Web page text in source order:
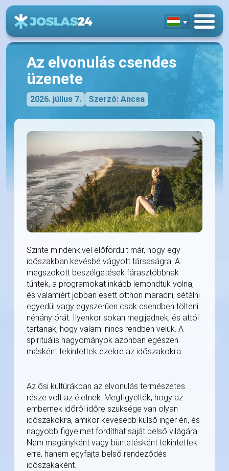
Az elvonulás csendes
üzenete
2026. július 7. Szerző: Ancsa
Szinte mindenkivel előfordult már, hogy egy
időszakban kevésbé vágyott társaságra. A
megszokott beszélgetések fárasztóbbnak
tűntek, a programokat inkább lemondtuk volna,
és valamiért jobban esett otthon maradni, sétálni
egyedül vagy egyszerűen csak csendben tölteni
néhány órát. Ilyenkor sokan megijednek, és attól
tartanak, hogy valami nincs rendben velük. A
spirituális hagyományok azonban egészen
másként tekintettek ezekre az időszakokra.
Az ősi kultúrákban az elvonulás természetes
része volt az életnek. Megfigyelték, hogy az
embernek időről időre szüksége van olyan
időszakokra, amikor kevesebb külső inger éri, és
nagyobb figyelmet fordíthat saját belső világára.
Nem magányként vagy büntetésként tekintettek
erre, hanem egyfajta belső rendeződés
időszakaként.